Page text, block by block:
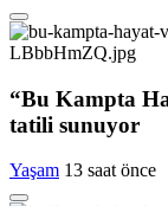
“Bu Kampta
tatili sunuyor
Yaşam 13 saat önce